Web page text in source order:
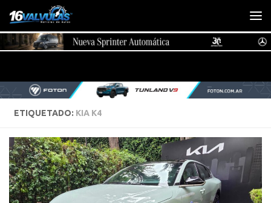
Saltar al contenido
ETIQUETADO: KIA K4